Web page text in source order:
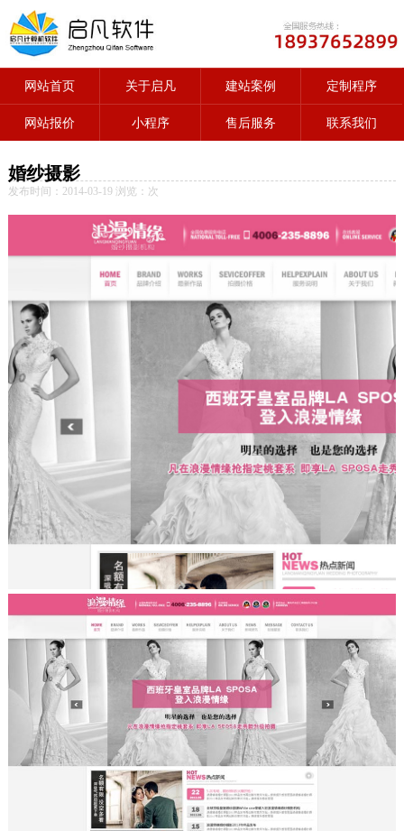
网站首页 关于启凡 建站案例 定制程序
网站报价 小程序 售后服务 联系我们
婚纱摄影
发布时间：2014-03-19 浏览： 次